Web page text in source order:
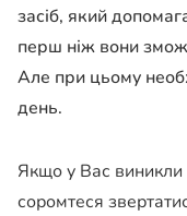
засіб, який
перш ніж вони
Але при цьому
день.
Якщо у Вас виникли
соромтеся